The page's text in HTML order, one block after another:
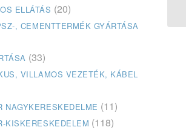
ELLÁTÁS (20)
, CEMENTTERMÉK GYÁRTÁSA
(33)
VILLAMOS VEZETÉK, KÁBEL
NAGYKERESKEDELME (11)
KISKERESKEDELEM (118)